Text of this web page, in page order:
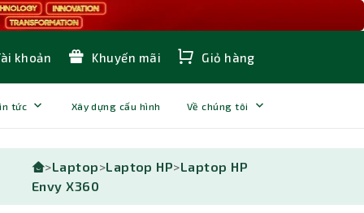
khoản Khuyến mãi Giỏ hàng
tức Xây dựng cấu hình Về chúng tôi
>Laptop>Laptop HP>Laptop HP
Envy X360